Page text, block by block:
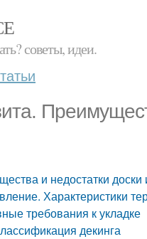
советы, идеи.
и недостатки
Характеристики
требования к укладке
декинга